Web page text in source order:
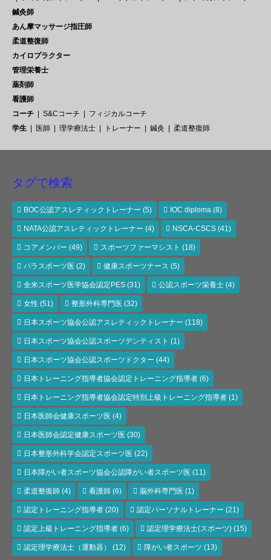
鍼灸師
あん摩マッサージ指圧師
柔道整復師
カイロプラクター
管理栄養士
薬剤師
看護師
コーチ
S&Cコーチ
フィジカルコーチ
学生
医師 理学療法士 トレーナー 鍼灸 柔道整復師
タグで検索
BOC公認アスレティックトレーナー (5) IOC diploma (8)
NATA公認アスレティックトレーナー (4) NSCA-CSCS (41)
コアメンバー (49) スポーツファーマシスト (18)
パラスポーツ医 (2) 健康スポーツナース (5)
全米スポーツ医学協会認定PES (31) 公認スポーツ栄養士 (4)
女性 (51) 整形外科専門医 (32)
日本スポーツ協会公認アスレティックトレーナー (118)
日本スポーツ協会公認スポーツデンティスト (1)
日本スポーツ協会公認スポーツドクター (44)
日本トレーニング指導者協会認定トレーニング指導者 (6)
日本トレーニング指導者協会認定特別上級トレーニング指導者 (1)
日本医師会健康スポーツ医 (4)
日本医師会認定健康スポーツ医 (30)
日本整形外科学会認定スポーツ医 (22)
日本障がい者スポーツ協会公認障がい者スポーツ医 (11)
柔道整復師 (4) 看護師 (6) 脳外科専門医 (1)
認定トレーニング指導者 (20) 認定パーソナルトレーナー (21)
認定上級トレーニング指導者 (6) 認定理学療法士(スポーツ) (15)
認定理学療法士（運動器） (12) 障がい者スポーツ (13)